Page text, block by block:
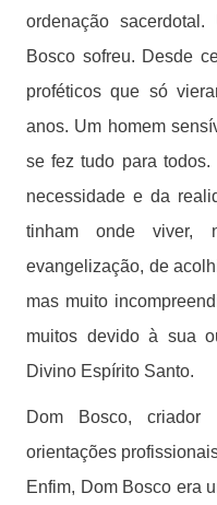
ordenação
Bosco sofreu. Desde
proféticos que só
anos. Um homem
se fez tudo para
necessidade e da
tinham onde viver,
evangelização, de
mas muito
muitos devido à sua
Divino Espírito Santo.
Dom Bosco, criador
orientações
Enfim, Dom Bosco era